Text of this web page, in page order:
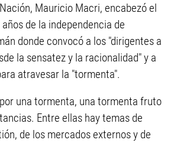
Mauricio Macri, encabezó el
de la independencia de
donde convocó a los "dirigentes a
la sensatez y la racionalidad" y a
atravesar la "tormenta".
una tormenta, una tormenta fruto
Entre ellas hay temas de
de los mercados externos y de